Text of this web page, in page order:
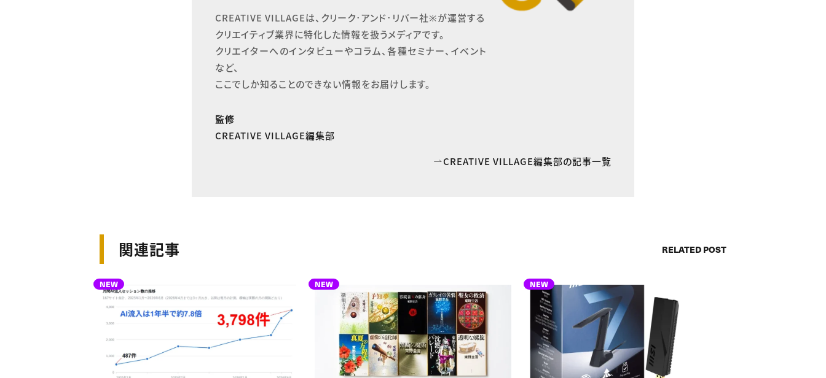
CREATIVE VILLAGEは、クリーク･アンド･リバー社※が運営する
クリエイティブ業界に特化した情報を扱うメディアです。
クリエイターへのインタビューやコラム、各種セミナー、イベント
など、
ここでしか知ることのできない情報をお届けします。
監修
CREATIVE VILLAGE編集部
CREATIVE VILLAGE編集部の記事一覧
関連記事 RELATED POST
NEW NEW NEW